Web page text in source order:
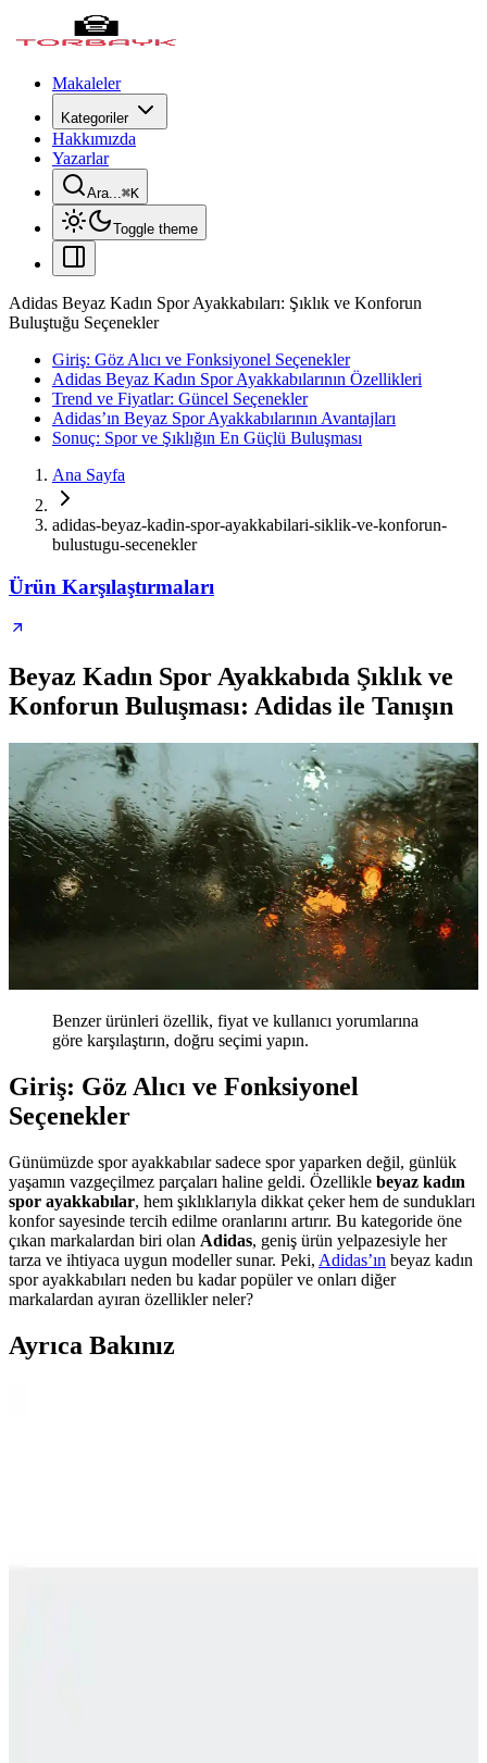
Makaleler
Kategoriler
Hakkımızda
Yazarlar
Ara...⌘K
Toggle theme
Adidas Beyaz Kadın Spor Ayakkabıları: Şıklık ve Konforun
Buluştuğu Seçenekler
Giriş: Göz Alıcı ve Fonksiyonel Seçenekler
Adidas Beyaz Kadın Spor Ayakkabılarının Özellikleri
Trend ve Fiyatlar: Güncel Seçenekler
Adidas’ın Beyaz Spor Ayakkabılarının Avantajları
Sonuç: Spor ve Şıklığın En Güçlü Buluşması
Ana Sayfa
adidas-beyaz-kadin-spor-ayakkabilari-siklik-ve-konforun-
bulustugu-secenekler
Ürün Karşılaştırmaları
Beyaz Kadın Spor Ayakkabıda Şıklık ve
Konforun Buluşması: Adidas ile Tanışın
Benzer ürünleri özellik, fiyat ve kullanıcı yorumlarına
göre karşılaştırın, doğru seçimi yapın.
Giriş: Göz Alıcı ve Fonksiyonel
Seçenekler
Günümüzde spor ayakkabılar sadece spor yaparken değil, günlük
yaşamın vazgeçilmez parçaları haline geldi. Özellikle beyaz kadın
spor ayakkabılar, hem şıklıklarıyla dikkat çeker hem de sundukları
konfor sayesinde tercih edilme oranlarını artırır. Bu kategoride öne
çıkan markalardan biri olan Adidas, geniş ürün yelpazesiyle her
tarza ve ihtiyaca uygun modeller sunar. Peki, Adidas’ın beyaz kadın
spor ayakkabıları neden bu kadar popüler ve onları diğer
markalardan ayıran özellikler neler?
Ayrıca Bakınız